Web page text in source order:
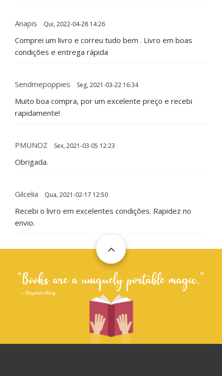
Anapis Qui, 2022-04-28 14:26
Comprei um livro e correu tudo bem . Livro em boas
condições e entrega rápida
Sendmepoppies Seg, 2021-03-22 16:34
Muito boa compra, por um excelente preço e recebi
rapidamente!
PMUNOZ Sex, 2021-03-05 12:23
Obrigada.
Gilcelia Qua, 2021-02-17 12:50
Recebi o livro em excelentes condições. Rapidez no
envio.